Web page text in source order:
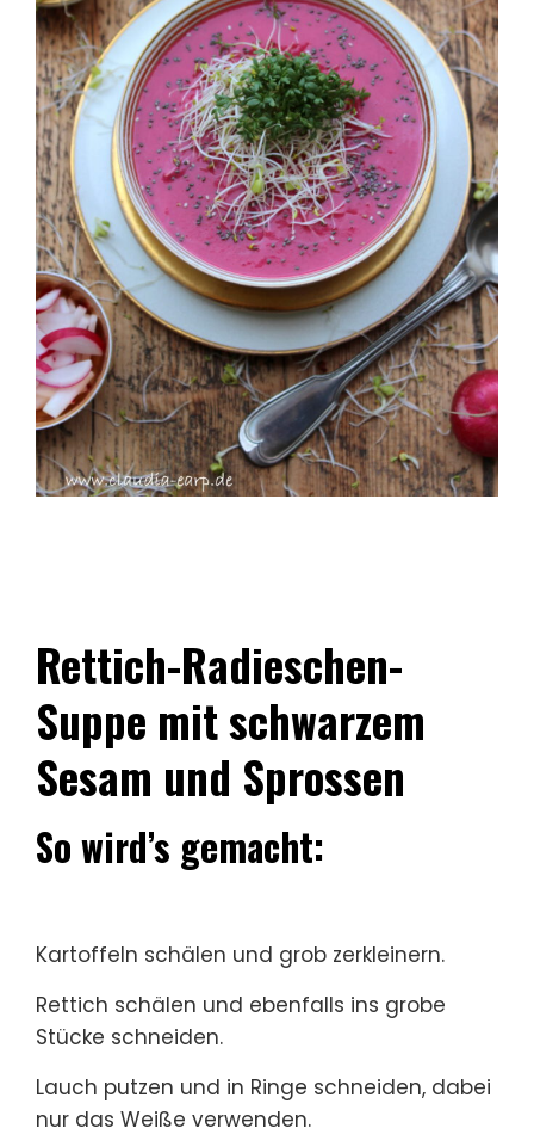
Rettich-Radieschen-
Suppe mit schwarzem
Sesam und Sprossen
So wird’s gemacht:
Kartoffeln schälen und grob zerkleinern.
Rettich schälen und ebenfalls ins grobe
Stücke schneiden.
Lauch putzen und in Ringe schneiden, dabei
nur das Weiße verwenden.